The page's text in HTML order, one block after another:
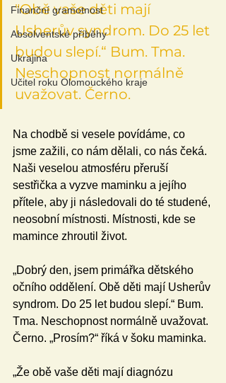
Finanční gramotnost
Absolventské příběhy
Ukrajina
Učitel roku Olomouckého kraje
"Obě vaše děti mají
Usherův syndrom. Do 25 let
budou slepí.“ Bum. Tma.
Neschopnost normálně
uvažovat. Černo.
Na chodbě si vesele povídáme, co
jsme zažili, co nám dělali, co nás čeká.
Naši veselou atmosféru přeruší
sestřička a vyzve maminku a jejího
přítele, aby ji následovali do té studené,
neosobní místnosti. Místnosti, kde se
mamince zhroutil život.
„Dobrý den, jsem primářka dětského
očního oddělení. Obě děti mají Usherův
syndrom. Do 25 let budou slepí.“ Bum.
Tma. Neschopnost normálně uvažovat.
Černo. „Prosím?“ říká v šoku maminka.
„Že obě vaše děti mají diagnózu